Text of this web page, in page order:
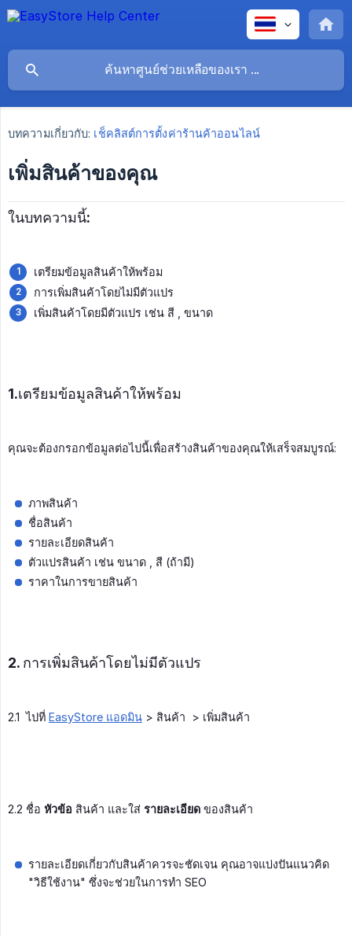
บทความเกี่ยวกับ: เช็คลิสต์การตั้งค่าร้านค้าออนไลน์
เพิ่มสินค้าของคุณ
ในบทความนี้:
เตรียมข้อมูลสินค้าให้พร้อม
การเพิ่มสินค้าโดยไม่มีตัวแปร
เพิ่มสินค้าโดยมีตัวแปร เช่น สี , ขนาด
1.เตรียมข้อมูลสินค้าให้พร้อม
คุณจะต้องกรอกข้อมูลต่อไปนี้เพื่อสร้างสินค้าของคุณให้เสร็จสมบูรณ์:
ภาพสินค้า
ชื่อสินค้า
รายละเอียดสินค้า
ตัวแปรสินค้า เช่น ขนาด , สี (ถ้ามี)
ราคาในการขายสินค้า
2. การเพิ่มสินค้าโดยไม่มีตัวแปร
2.1 ไปที่ EasyStore แอดมิน > สินค้า > เพิ่มสินค้า
2.2 ชื่อ หัวข้อ สินค้า และใส่ รายละเอียด ของสินค้า
รายละเอียดเกี่ยวกับสินค้าควรจะชัดเจน คุณอาจแบ่งปันแนวคิด
"วิธีใช้งาน" ซึ่งจะช่วยในการทำ SEO